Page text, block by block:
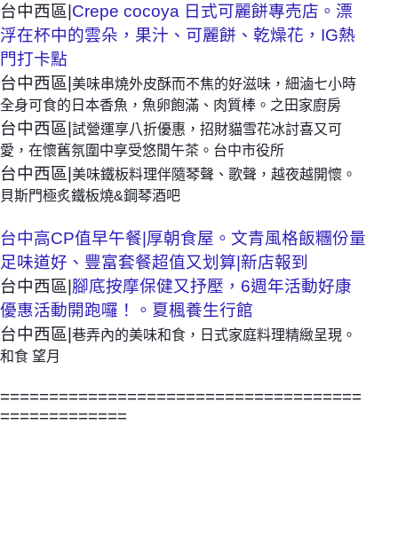
台中西區|Crepe cocoya 日式可麗餅專売店。漂
浮在杯中的雲朵，果汁、可麗餅、乾燥花，IG熱
門打卡點
台中西區|美味串燒外皮酥而不焦的好滋味，細滷七小時
全身可食的日本香魚，魚卵飽滿、肉質棒。之田家廚房
台中西區|試營運享八折優惠，招財貓雪花冰討喜又可
愛，在懷舊氛圍中享受悠閒午茶。台中市役所
台中西區|美味鐵板料理伴隨琴聲、歌聲，越夜越開懷。
貝斯門極炙鐵板燒&鋼琴酒吧
台中高CP值早午餐|厚朝食屋。文青風格飯糰份量
足味道好、豐富套餐超值又划算|新店報到
台中西區|腳底按摩保健又抒壓，6週年活動好康
優惠活動開跑囉！。夏楓養生行館
台中西區|巷弄內的美味和食，日式家庭料理精緻呈現。
和食 望月
=====================================
=============